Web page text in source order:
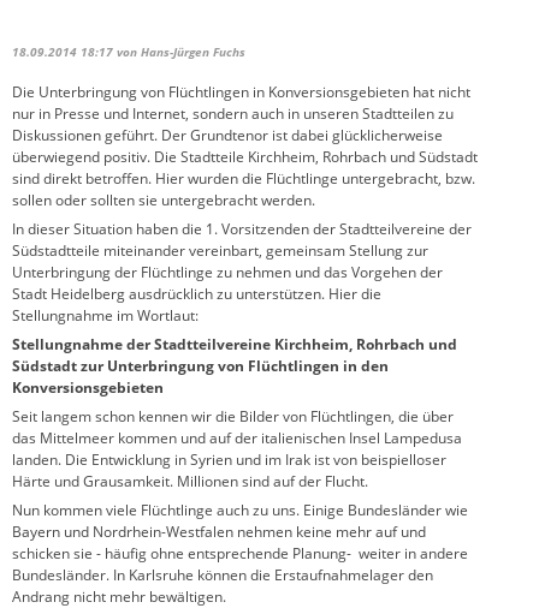
18.09.2014 18:17 von Hans-Jürgen Fuchs
Die Unterbringung von Flüchtlingen in Konversionsgebieten hat nicht
nur in Presse und Internet, sondern auch in unseren Stadtteilen zu
Diskussionen geführt. Der Grundtenor ist dabei glücklicherweise
überwiegend positiv. Die Stadtteile Kirchheim, Rohrbach und Südstadt
sind direkt betroffen. Hier wurden die Flüchtlinge untergebracht, bzw.
sollen oder sollten sie untergebracht werden.
In dieser Situation haben die 1. Vorsitzenden der Stadtteilvereine der
Südstadtteile miteinander vereinbart, gemeinsam Stellung zur
Unterbringung der Flüchtlinge zu nehmen und das Vorgehen der
Stadt Heidelberg ausdrücklich zu unterstützen. Hier die
Stellungnahme im Wortlaut:
Stellungnahme der Stadtteilvereine Kirchheim, Rohrbach und
Südstadt zur Unterbringung von Flüchtlingen in den
Konversionsgebieten
Seit langem schon kennen wir die Bilder von Flüchtlingen, die über
das Mittelmeer kommen und auf der italienischen Insel Lampedusa
landen. Die Entwicklung in Syrien und im Irak ist von beispielloser
Härte und Grausamkeit. Millionen sind auf der Flucht.
Nun kommen viele Flüchtlinge auch zu uns. Einige Bundesländer wie
Bayern und Nordrhein-Westfalen nehmen keine mehr auf und
schicken sie - häufig ohne entsprechende Planung- weiter in andere
Bundesländer. In Karlsruhe können die Erstaufnahmelager den
Andrang nicht mehr bewältigen.